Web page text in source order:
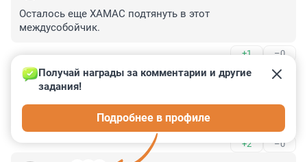
Осталось еще ХАМАС подтянуть в этот
междусобойчик.
+1 –0
Гость
19 октября 2023, 14:51
он идет узнать, чтобы знать, какой будет жизнь в
России через несколько лет
+2 –0
Получай награды за комментарии и другие
задания!
Подробнее в профиле